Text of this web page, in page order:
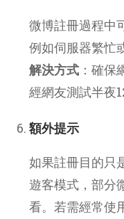
微博註冊過程中
例如伺服器繁忙
解決方式 ：確保
經網友測試半夜
額外提示
如果註冊目的只
遊客模式，部分
看。若需經常使